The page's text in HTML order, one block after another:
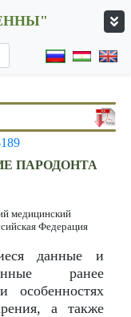
ПАРОДОНТА
медицинский
Федерация
данные и
ранее
особенностях
а также